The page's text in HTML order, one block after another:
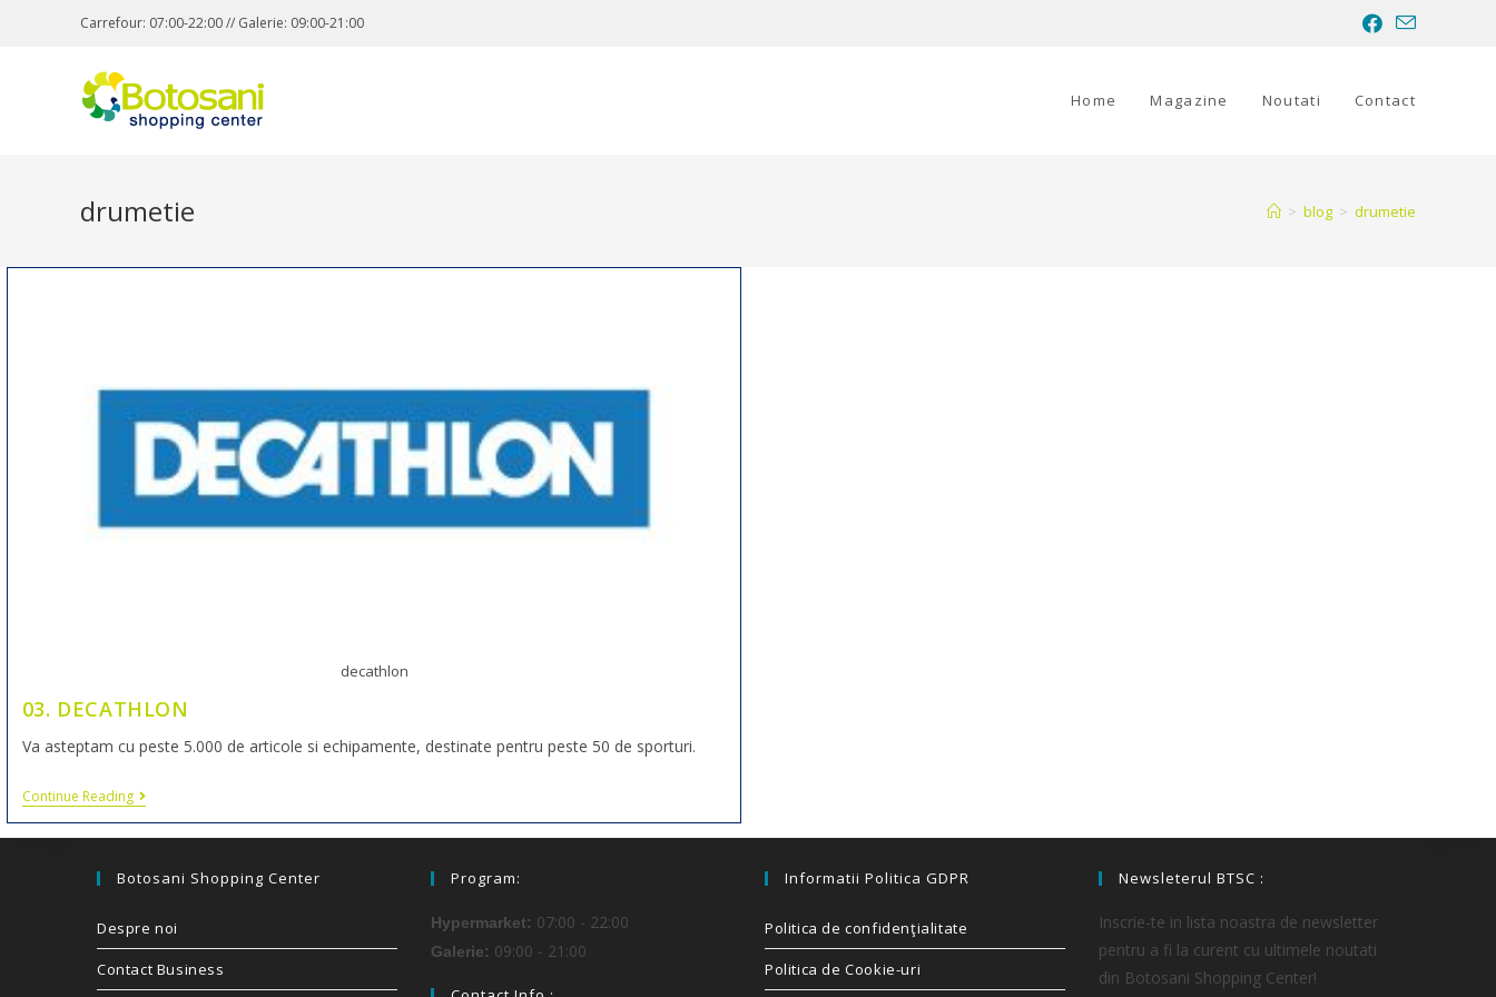
Carrefour: 07:00-22:00 // Galerie: 09:00-21:00
Home Magazine Noutati Contact
drumetie > blog > drumetie
decathlon
03. DECATHLON
Va asteptam cu peste 5.000 de articole si echipamente, destinate pentru peste 50 de sporturi.
Continue Reading
Botosani Shopping Center
Despre noi
Contact Business
Program:
Hypermarket: 07:00 - 22:00
Galerie: 09:00 - 21:00
Informatii Politica GDPR
Politica de confidenţialitate
Politica de Cookie-uri
Newsleterul BTSC :
Inscrie-te in lista noastra de newsletter
pentru a fi la curent cu ultimele noutati
din Botosani Shopping Center!